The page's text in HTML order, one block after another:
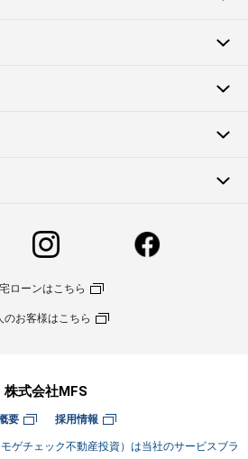
ローンはこちら
のお客様はこちら
株式会社MFS
要 採用情報
ゲチェック不動産投資）は当社のサービスブラ